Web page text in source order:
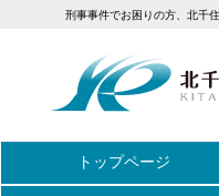
刑事事件でお困りの方、北千
トップページ